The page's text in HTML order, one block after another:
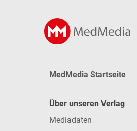
MedMedia Startseite
Über unseren Verlag
Mediadaten